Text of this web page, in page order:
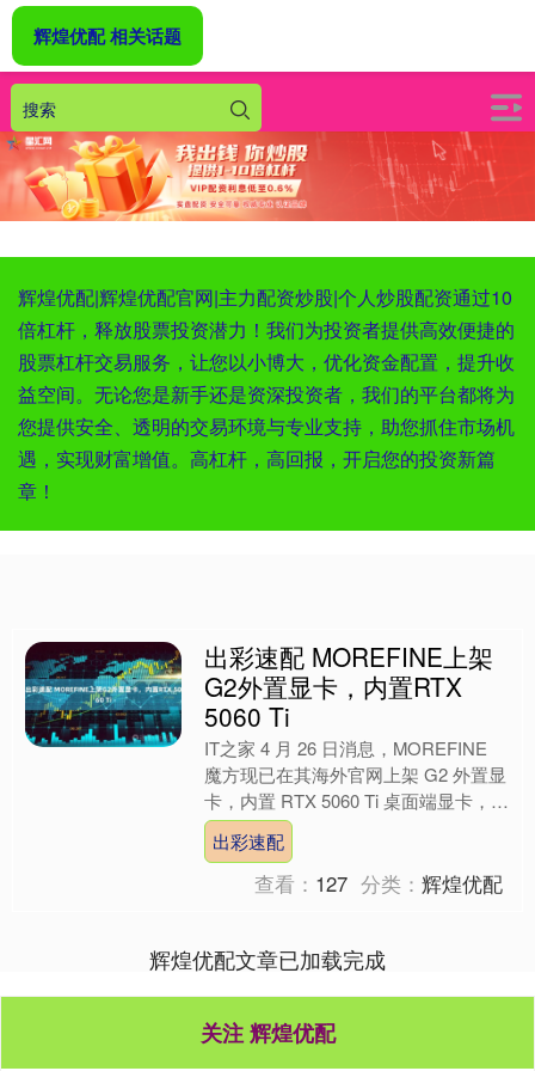
辉煌优配|辉煌优配官网|主力配资炒股|个人炒股配资通过10
倍杠杆，释放股票投资潜力！我们为投资者提供高效便捷的
股票杠杆交易服务，让您以小博大，优化资金配置，提升收
益空间。无论您是新手还是资深投资者，我们的平台都将为
您提供安全、透明的交易环境与专业支持，助您抓住市场机
遇，实现财富增值。高杠杆，高回报，开启您的投资新篇
章！
辉煌优配 相关话题
出彩速配 MOREFINE上架
G2外置显卡，内置RTX
5060 Ti
IT之家 4 月 26 日消息，MOREFINE
魔方现已在其海外官网上架 G2 外置显
卡，内置 RTX 5060 Ti 桌面端显卡，配
备 16GB GDDR7....
出彩速配
查看： 127 分类：辉煌优配
辉煌优配文章已加载完成
关注 辉煌优配